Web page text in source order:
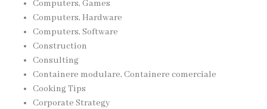
Computers, Games
Computers, Hardware
Computers, Software
Construction
Consulting
Containere modulare, Containere comerciale
Cooking Tips
Corporate Strategy